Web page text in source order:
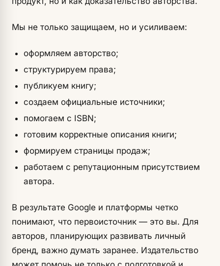
Мы не только защищаем, но и усиливаем:
оформляем авторство;
структурируем права;
публикуем книгу;
создаем официальные источники;
помогаем с ISBN;
готовим корректные описания книги;
формируем страницы продаж;
работаем с репутационным присутствием
автора.
В результате Google и платформы четко
понимают, что первоисточник — это вы. Для
авторов, планирующих развивать личный
бренд, важно думать заранее. Издательство